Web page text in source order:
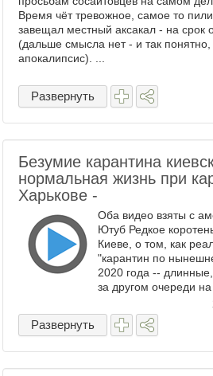
Время чёт тревожное, самое то
завещал местный аксакал - на срок
(дальше смысла нет - и так понятно,
апокалипсис). ...
Развернуть
Безумие карантина
нормальная жизнь при
Харькове -
Оба видео взяты с
Ютуб Редкое
Киеве, о том, как
"карантин по
2020 года --
за другом очереди на
чтобы сесть в
Развернуть